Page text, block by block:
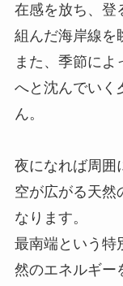
在感を放ち、登
組んだ海岸線を
また、季節に
へと沈んでいく
ん。
夜になれば周囲
空が広がる天然
なります。
最南端という特
然のエネルギー